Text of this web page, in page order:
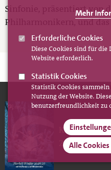
Sinfonie, präsentiert von
Philharmonikern, und das
Katalog
2026/27
Mehr
Erforderliche Cookies
Diese Cookies sind für
Website erforderlich.
Statistik Cookies
Statistik Cookies
Nutzung der Website.
benutzerfreundlichkeit zu
Alle